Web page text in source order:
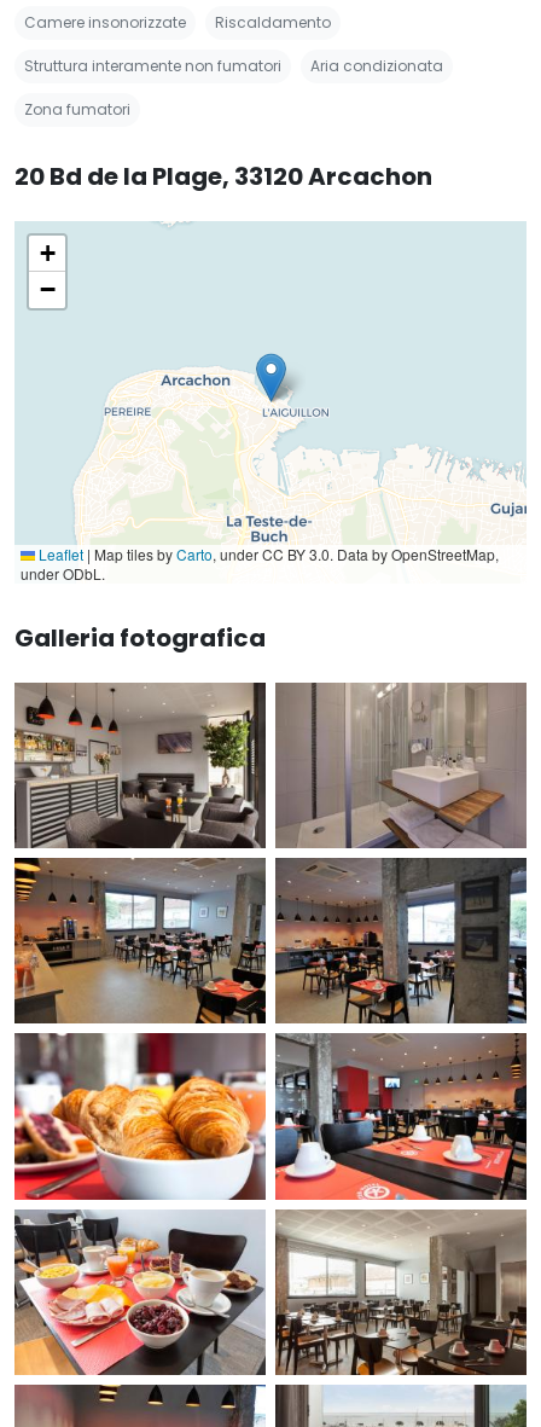
Camere insonorizzate Riscaldamento
Struttura interamente non fumatori Aria condizionata
Zona fumatori
20 Bd de la Plage, 33120 Arcachon
+
−
Leaflet | Map tiles byCarto, under CC BY 3.0. Data by OpenStreetMap,
under ODbL.
Galleria fotografica